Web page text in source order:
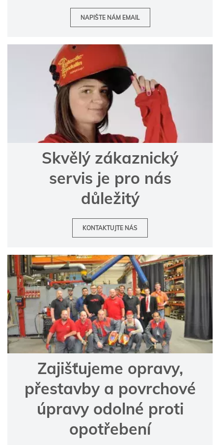
NAPIŠTE NÁM EMAIL
Skvělý zákaznický
servis je pro nás
důležitý
KONTAKTUJTE NÁS
Zajišťujeme opravy,
přestavby a povrchové
úpravy odolné proti
opotřebení